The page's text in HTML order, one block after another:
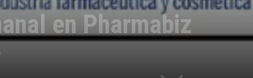
en Pharmabiz